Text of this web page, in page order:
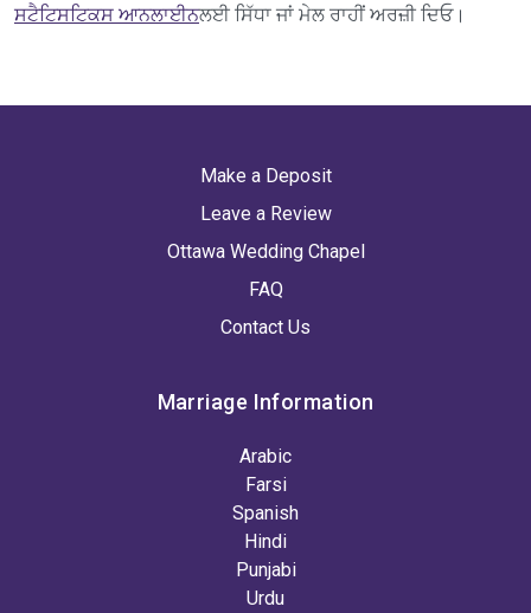
ਸਟੈਟਿਸਟਿਕਸ ਆਨਲਾਈਨਲਈ ਸਿੱਧਾ ਜਾਂ ਮੇਲ ਰਾਹੀਂ ਅਰਜ਼ੀ ਦਿਓ।
Make a Deposit
Leave a Review
Ottawa Wedding Chapel
FAQ
Contact Us
Marriage Information
Arabic
Farsi
Spanish
Hindi
Punjabi
Urdu